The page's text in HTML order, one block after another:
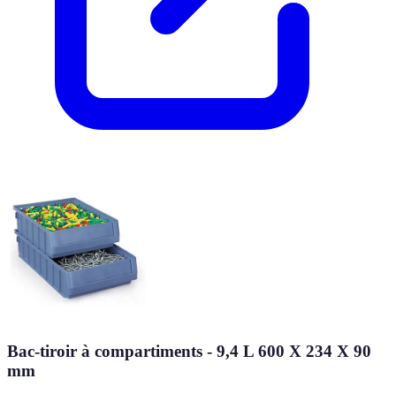
Bac-tiroir à compartiments - 9,4 L 600 X 234 X 90
mm